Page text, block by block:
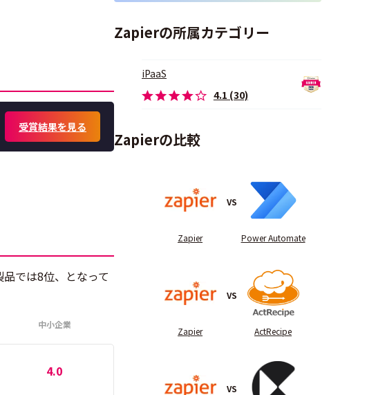
受賞結果を見る
では8位、となって
中小企業
4.0
Zapierの所属カテゴリー
iPaaS
4.1 (30)
Zapierの比較
Zapier
VS
Power Automate
Zapier
VS
ActRecipe
VS